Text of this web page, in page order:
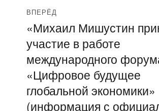
ВПЕРЁД
Следующая
запись:
«Михаил Мишустин
участие в работе
международного
«Цифровое будущее
глобальной экономики»
(информация с